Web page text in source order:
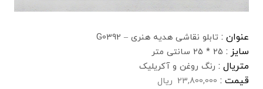
عنوان : تابلو نقاشی هدیه هنری – G0392
سایز : 25 * 25 سانتی متر
متریال : رنگ روغن و آکریلیک
قیمت : 23,800,000 ریال